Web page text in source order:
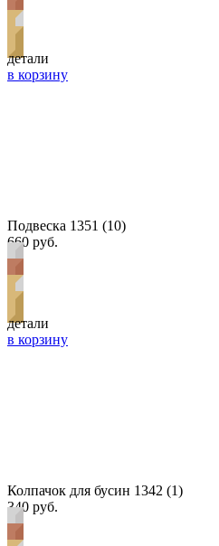
детали
в корзину
Подвеска 1351 (10)
660 руб.
детали
в корзину
Колпачок для бусин 1342 (1)
340 руб.